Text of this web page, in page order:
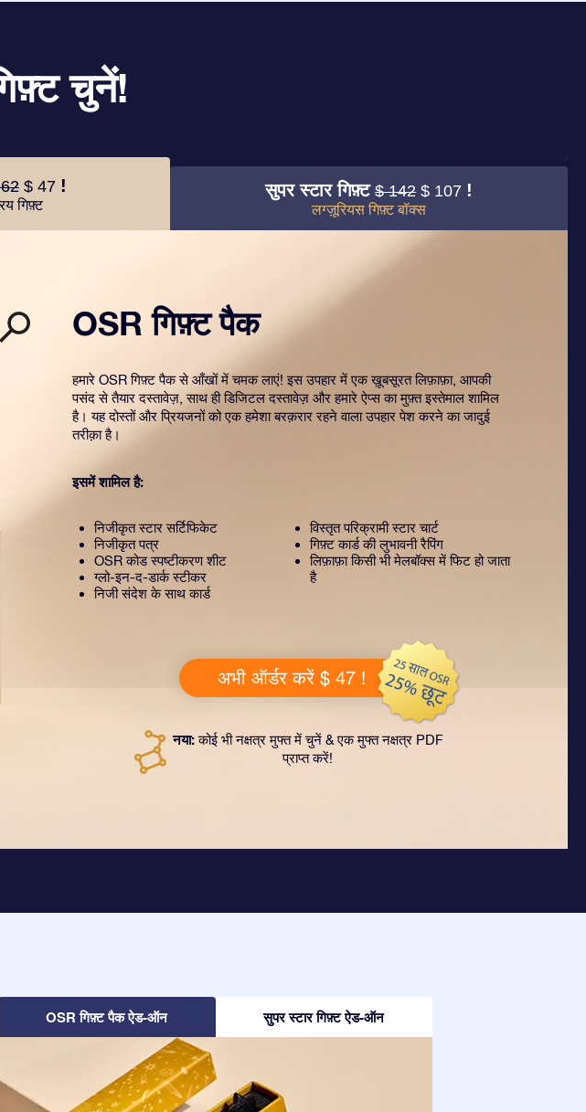
चुनें!
$ 47 !
गिफ़्ट
सुपर स्टार गिफ़्ट$ 142 $ 107 !
लग्ज़ूरियस गिफ़्ट बॉक्स
OSR गिफ़्ट पैक
हमारे OSR गिफ़्ट पैक से आँखों में चमक लाएं! इस उपहार में एक ख़ूबसूरत लिफ़ाफ़ा, आपकी
पसंद से तैयार दस्तावेज़, साथ ही डिजिटल दस्तावेज़ और हमारे ऐप्स का मुफ़्त इस्तेमाल शामिल
है। यह दोस्तों और प्रियजनों को एक हमेशा बरक़रार रहने वाला उपहार पेश करने का जादुई
तरीक़ा है।
इसमें शामिल है:
निजीकृत स्टार सर्टिफिकेट
निजीकृत पत्र
OSR कोड स्पष्टीकरण शीट
ग्लो-इन-द-डार्क स्टीकर
निजी संदेश के साथ कार्ड
विस्तृत परिक्रामी स्टार चार्ट
गिफ़्ट कार्ड की लुभावनी रैपिंग
लिफ़ाफ़ा किसी भी मेलबॉक्स में फिट हो जाता
है
अभी ऑर्डर करें $ 47 !
नया:कोई भी नक्षत्र मुफ्त में चुनें & एक मुफ्त नक्षत्र PDF
प्राप्त करें!
OSR गिफ़्ट पैक ऐड-ऑन सुपर स्टार गिफ़्ट ऐड-ऑन